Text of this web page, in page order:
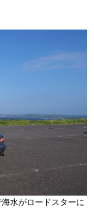
水がロードスターに